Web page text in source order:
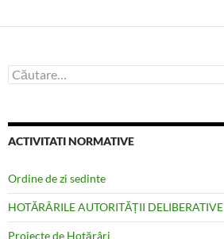
Caută
după:
ACTIVITATI NORMATIVE
Ordine de zi sedinte
HOTĂRÂRILE AUTORITĂȚII DELIBERATIVE
Proiecte de Hotărâri